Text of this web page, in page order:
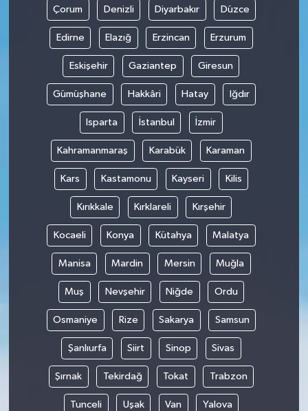
Çorum Denizli Diyarbakır Düzce
Edirne Elazığ Erzincan Erzurum
Eskişehir Gaziantep Giresun
Gümüşhane Hakkâri Hatay Iğdır
Isparta İstanbul İzmir
Kahramanmaraş Karabük Karaman
Kars Kastamonu Kayseri Kilis
Kırıkkale Kırklareli Kırşehir
Kocaeli Konya Kütahya Malatya
Manisa Mardin Mersin Muğla
Muş Nevşehir Niğde Ordu
Osmaniye Rize Sakarya Samsun
Şanlıurfa Siirt Sinop Sivas
Şırnak Tekirdağ Tokat Trabzon
Tunceli Uşak Van Yalova